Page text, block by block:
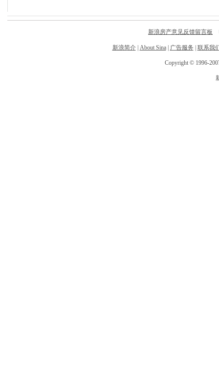
新浪房产意见反馈留言板
新浪简介| About Sina| 广告服务 联系我
Copyright © 1996-